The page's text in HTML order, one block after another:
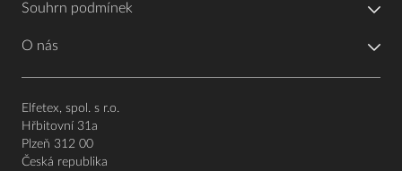
Souhrn podmínek
O nás
Elfetex, spol. s r.o.
Hřbitovní 31a
Plzeň 312 00
Česká republika